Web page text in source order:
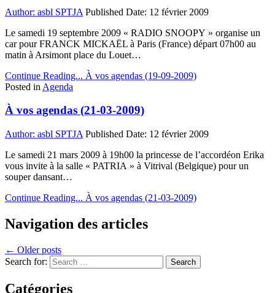
Author: asbl SPTJA Published Date: 12 février 2009
Le samedi 19 septembre 2009 « RADIO SNOOPY » organise un
car pour FRANCK MICKAËL à Paris (France) départ 07h00 au
matin à Arsimont place du Louet…
Continue Reading... À vos agendas (19-09-2009)
Posted in Agenda
À vos agendas (21-03-2009)
Author: asbl SPTJA Published Date: 12 février 2009
Le samedi 21 mars 2009 à 19h00 la princesse de l’accordéon Erika
vous invite à la salle « PATRIA » à Vitrival (Belgique) pour un
souper dansant…
Continue Reading... À vos agendas (21-03-2009)
Navigation des articles
← Older posts
Search for:
Catégories